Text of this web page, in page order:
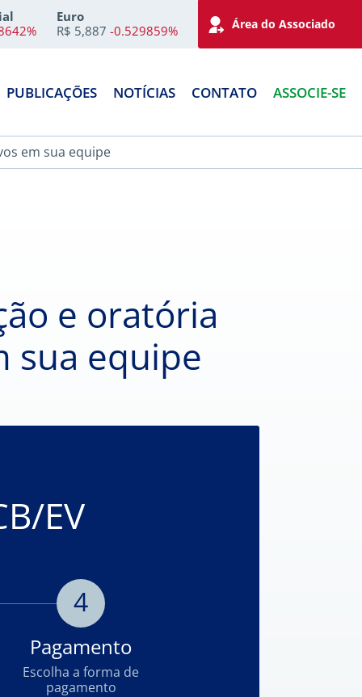
Euro
R$ 5,887 -0.529859% Área do Associado
PUBLICAÇÕES NOTÍCIAS CONTATO ASSOCIE-SE
em sua equipe
e oratória
sua equipe
EV
4
Pagamento
Escolha a forma de
pagamento